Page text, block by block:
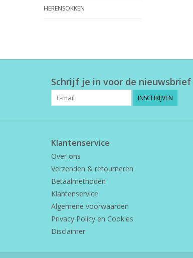
HERENSOKKEN
Schrijf je in voor de
INSCHRIJVEN
Klantenservice
Over ons
Verzenden & retourneren
Betaalmethoden
Klantenservice
Algemene voorwaarden
Privacy Policy en Cookies
Disclaimer